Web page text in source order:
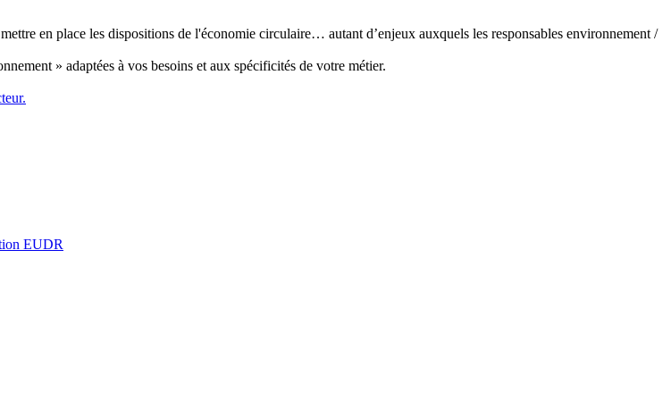
en place les dispositions de l'économie circulaire… autant d’enjeux auxquels les responsables environnement /
» adaptées à vos besoins et aux spécificités de votre métier.
EUDR